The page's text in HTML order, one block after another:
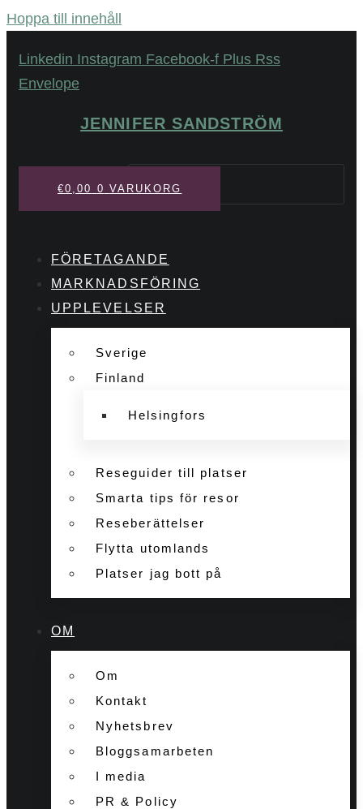
Hoppa till innehåll
Linkedin Instagram Facebook-f Plus Rss
Envelope
JENNIFER SANDSTRÖM
Sök
€0,00 0 VARUKORG
FÖRETAGANDE
MARKNADSFÖRING
UPPLEVELSER
Sverige
Finland
Helsingfors
Reseguider till platser
Smarta tips för resor
Reseberättelser
Flytta utomlands
Platser jag bott på
OM
Om
Kontakt
Nyhetsbrev
Bloggsamarbeten
I media
PR & Policy